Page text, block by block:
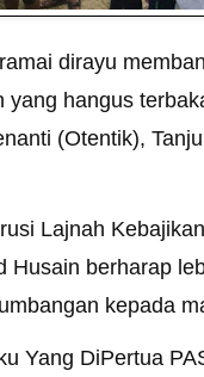
dirayu
yang hangus
(Otentik),
Lajnah
Husain berharap
kepada
Yang DiPertua